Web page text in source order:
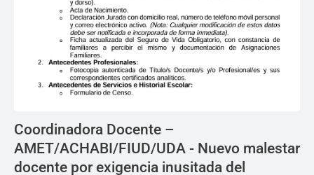
Coordinadora Docente –
AMET/ACHABI/FIUD/UDA - Nuevo malestar
docente por exigencia inusitada del